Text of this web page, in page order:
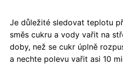
Je důležité sledovat teplotu
směs cukru a vody vařit na
doby, než se cukr úplně
a nechte polevu vařit asi 10